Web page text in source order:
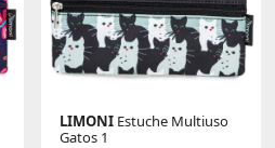
LIMONI Estuche Multiuso
Gatos 1